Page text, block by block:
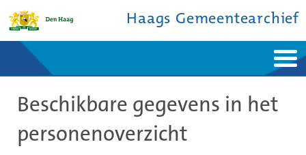
Haags Gemeentearchief
Ontdek de stad
De studiezaal
Bronnen en collecties
Contact
Beschikbare gegevens in het
personenoverzicht